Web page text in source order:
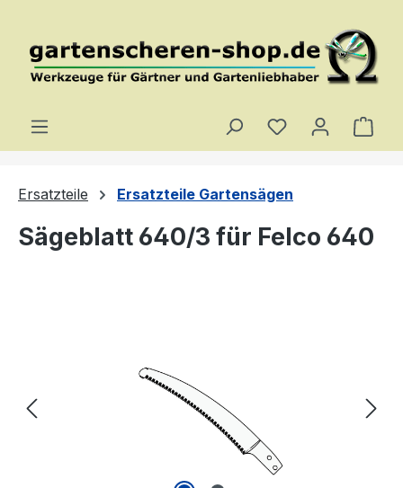
Du hast 0
Ersatzteile Ersatzteile Gartensägen
Sägeblatt 640/3 für Felco 640